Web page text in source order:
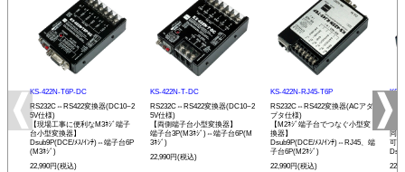
KS-422N-T6P-DC
RS232C⇔RS422変換器(DC10~2
5V仕様)
【現場工事に便利なM3ﾈｼﾞ端子
台小型変換器】
Dsub9P(DCE/ﾒｽ/ｲﾝﾁ)⇔端子台6P
(M3ﾈｼﾞ)
22,990円(税込)
KS-422N-T-DC
RS232C⇔RS422変換器(DC10~2
5V仕様)
【両側端子台小型変換器】
端子台3P(M3ﾈｼﾞ)⇔端子台6P(M
3ﾈｼﾞ)
22,990円(税込)
KS-422N-RJ45-T6P
RS232C⇔RS422変換器(ACアダ
プタ仕様)
【M2ﾈｼﾞ端子台でつなぐ小型変
換器】
Dsub9P(DCE/ﾒｽ/ｲﾝﾁ)⇔RJ45、端
子台6P(M2ﾈｼﾞ)
22,990円(税込)
KS-
プ
同
可